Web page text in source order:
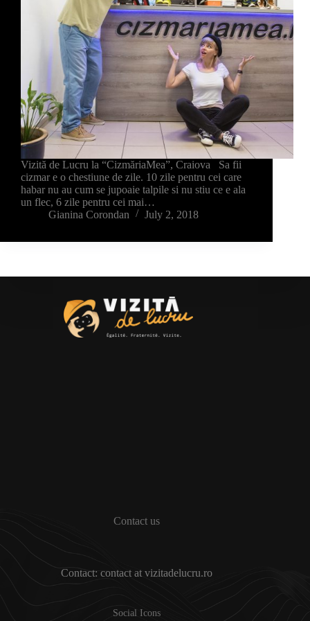
Vizită de Lucru la “CizmăriaMea”, Craiova Sa fii
cizmar e o chestiune de zile. 10 zile pentru cei care
habar nu au cum se jupoaie talpile si nu stiu ce e ala
un flec, 6 zile pentru cei mai…
Gianina Corondan
July 2, 2018
Contact us
Contact: contact at vizitadelucru.ro
Social Icons